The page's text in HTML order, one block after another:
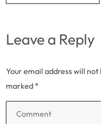
Leave a Reply
Your email address will not
marked *